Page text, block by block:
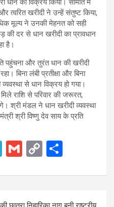
का विक्रय किया। समिति में
त्वरित खरीदी ने उन्हें संतुष्ट किया,
मूल्य ने उनकी मेहनत को सही
की दर से धान खरीदी का प्रावधान
है।
पहुंचना और तुरंत धान की खरीदी
बिना लंबी प्रतीक्षा और बिना
से धान विक्रय हो गया।
राशि से परिवार की जरूरत,
श्री मंडल ने धान खरीदी व्यवस्था
श्री विष्णु देव साय के प्रति
T
e
gr
G
ail
C
py ar
e